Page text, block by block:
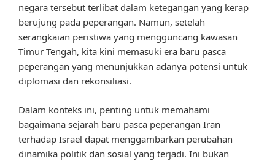
negara tersebut terlibat dalam ketegangan yang kerap
berujung pada peperangan. Namun, setelah
serangkaian peristiwa yang mengguncang kawasan
Timur Tengah, kita kini memasuki era baru pasca
peperangan yang menunjukkan adanya potensi untuk
diplomasi dan rekonsiliasi.
Dalam konteks ini, penting untuk memahami
bagaimana sejarah baru pasca peperangan Iran
terhadap Israel dapat menggambarkan perubahan
dinamika politik dan sosial yang terjadi. Ini bukan